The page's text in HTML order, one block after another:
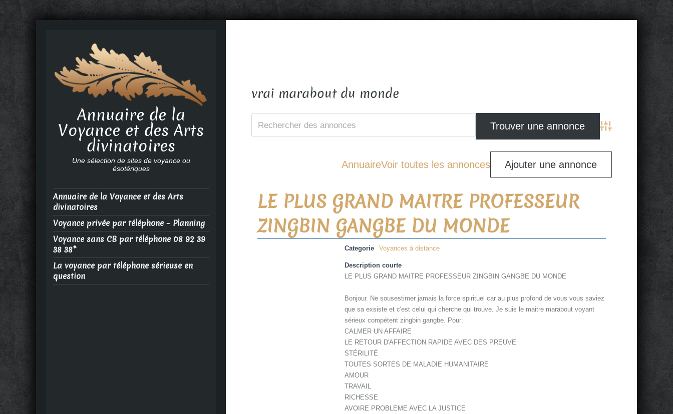
vrai marabout du monde
Advanced Search
AnnuaireVoir toutes les annonces Ajouter une annonce
LE PLUS GRAND MAITRE PROFESSEUR
ZINGBIN GANGBE DU MONDE
Categorie Voyances à distance
Description courte
LE PLUS GRAND MAITRE PROFESSEUR ZINGBIN GANGBE DU MONDE
Bonjour. Ne sousestimer jamais la force spirituel car au plus profond de vous vous saviez
que sa exsiste et c'est celui qui cherche qui trouve. Je suis le maitre marabout voyant
sérieux compétent zingbin gangbe. Pour:
CALMER UN AFFAIRE
LE RETOUR D'AFFECTION RAPIDE AVEC DES PREUVE
STÉRILITÉ
TOUTES SORTES DE MALADIE HUMANITAIRE
AMOUR
TRAVAIL
RICHESSE
AVOIRE PROBLEME AVEC LA JUSTICE
Annuaire de la
Voyance et des Arts
divinatoires
Une sélection de sites de voyance ou
ésotériques
Annuaire de la Voyance et des Arts
divinatoires
Voyance privée par téléphone – Planning
Voyance sans CB par téléphone 08 92 39
38 38*
La voyance par téléphone sérieuse en
question